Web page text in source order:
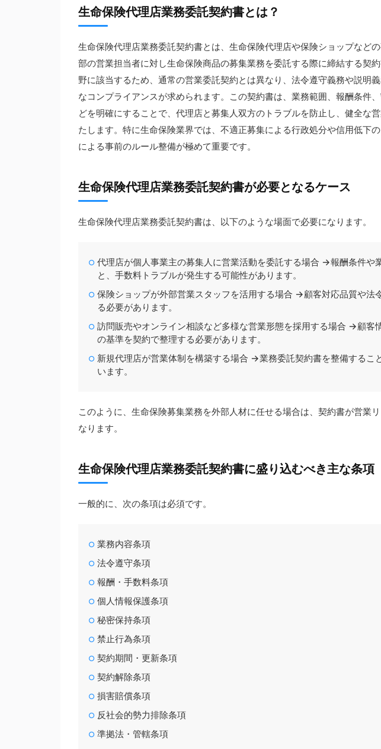
生命保険代理店業務委託契約書とは？
生命保険代理店業務委託契約書とは、生命保険代理店や保険ショップなど
部の営業担当者に対し生命保険商品の募集業務を委託する際に締結する契
野に該当するため、通常の営業委託契約とは異なり、法令遵守義務や説明
なコンプライアンスが求められます。この契約書は、業務範囲、報酬条件
どを明確にすることで、代理店と募集人双方のトラブルを防止し、健全な
たします。特に生命保険業界では、不適正募集による行政処分や信用低下
による事前のルール整備が極めて重要です。
生命保険代理店業務委託契約書が必要となるケース
生命保険代理店業務委託契約書は、以下のような場面で必要になります。
代理店が個人事業主の募集人に営業活動を委託する場合 →報酬条件や
と、手数料トラブルが発生する可能性があります。
保険ショップが外部営業スタッフを活用する場合 →顧客対応品質や法
る必要があります。
訪問販売やオンライン相談など多様な営業形態を採用する場合 →顧客
の基準を契約で整理する必要があります。
新規代理店が営業体制を構築する場合 →業務委託契約書を整備するこ
います。
このように、生命保険募集業務を外部人材に任せる場合は、契約書が営業
なります。
生命保険代理店業務委託契約書に盛り込むべき主な条項
一般的に、次の条項は必須です。
業務内容条項
法令遵守条項
報酬・手数料条項
個人情報保護条項
秘密保持条項
禁止行為条項
契約期間・更新条項
契約解除条項
損害賠償条項
反社会的勢力排除条項
準拠法・管轄条項